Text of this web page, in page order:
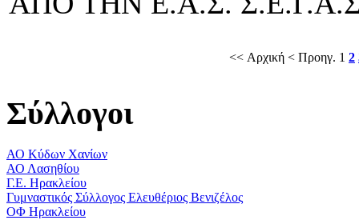
<< Αρχική < Προηγ. 1 2
Σύλλογοι
ΑΟ Κύδων Χανίων
ΑΟ Λασηθίου
Γ.Ε. Ηρακλείου
Γυμναστικός Σύλλογος Ελευθέριος Βενιζέλος
ΟΦ Ηρακλείου